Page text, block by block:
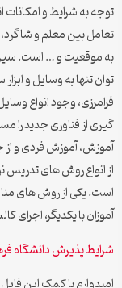
توجه به شرایط و
تعامل بین معلم و
به موقعیت و … است. سیر
توان تنها به وسایل و
فرامرزی، وجود انواع
گیری از فناوری جدید را
آموزش، آموزش فردی و
از انواع روش های تدریس
است. یکی از روش های
آموزان با یکدیگر، اجرای
شرایط پذیرش دانشگاه
امیدوارم با کمک این